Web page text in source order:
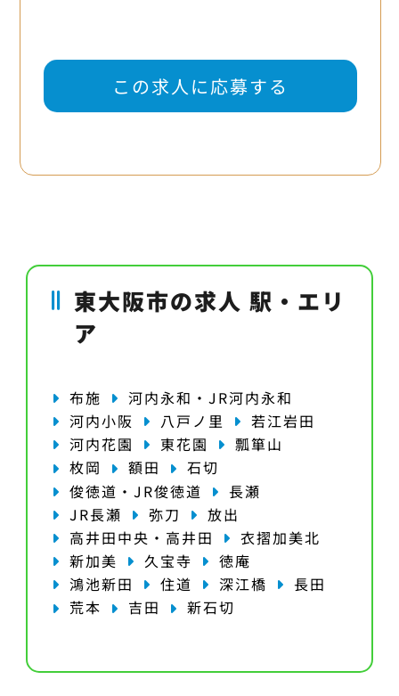
この求人に応募する
東大阪市の求人 駅・エリ
ア
布施
河内永和・JR河内永和
河内小阪
八戸ノ里
若江岩田
河内花園
東花園
瓢箪山
枚岡
額田
石切
俊徳道・JR俊徳道
長瀬
JR長瀬
弥刀
放出
高井田中央・高井田
衣摺加美北
新加美
久宝寺
徳庵
鴻池新田
住道 深江橋
長田
荒本
吉田 新石切